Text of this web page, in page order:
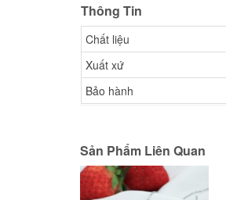
Thông Tin
Chất liệu
Xuất xứ
Bảo hành
Sản Phẩm Liên Quan